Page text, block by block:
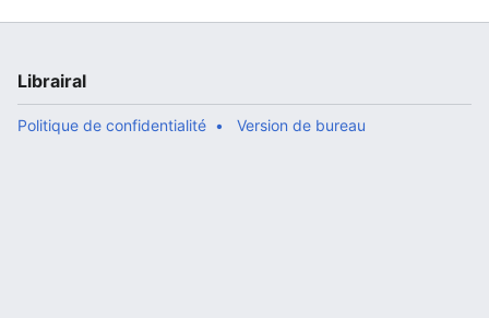
Librairal
Politique de confidentialité Version de bureau